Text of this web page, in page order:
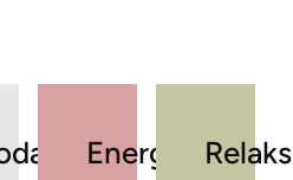
Energia Relaks